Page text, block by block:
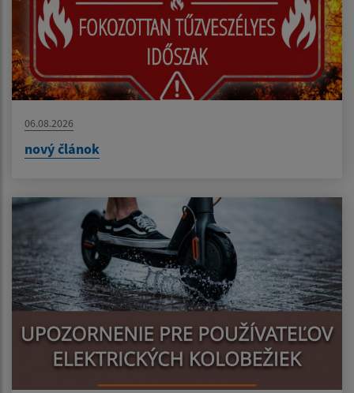
06.08.2026
nový článok